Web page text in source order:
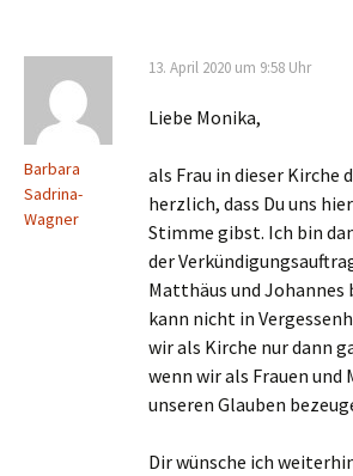
Barbara
Sadrina-
Wagner
13. April 2020 um 9:58 Uhr
Liebe Monika,
als Frau in dieser Kirche
herzlich, dass Du uns
Stimme gibst. Ich bin
der
Matthäus und Johannes
kann nicht in
wir als Kirche nur dann
wenn wir als Frauen und
unseren Glauben
Dir wünsche ich